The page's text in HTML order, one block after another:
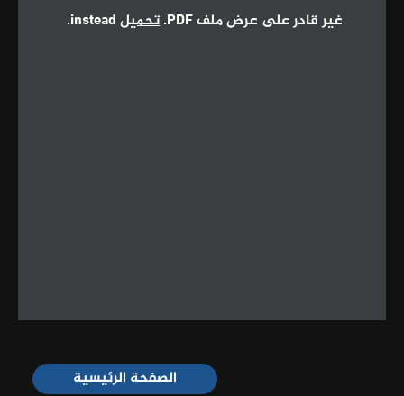
غير قادر على عرض ملف PDF. تحميل
الصفحة الرئيسية